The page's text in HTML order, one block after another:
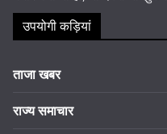
उपयोगी कड़ियां
ताजा खबर
राज्य समाचार